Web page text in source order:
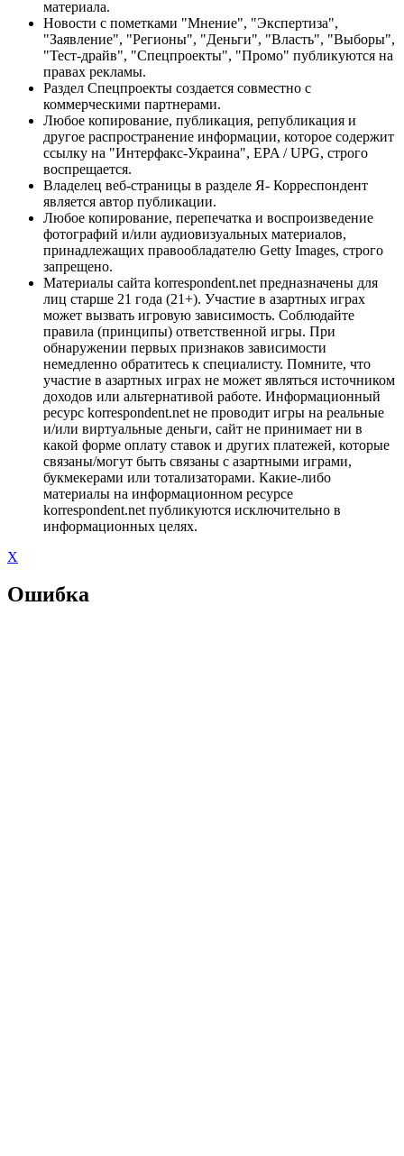
материала.
Новости с пометками "Мнение", "Экспертиза",
"Заявление", "Регионы", "Деньги", "Власть", "Выборы",
"Тест-драйв", "Спецпроекты", "Промо" публикуются на
правах рекламы.
Раздел Спецпроекты создается совместно с
коммерческими партнерами.
Любое копирование, публикация, републикация и
другое распространение информации, которое содержит
ссылку на "Интерфакс-Украина", EPA / UPG, строго
воспрещается.
Владелец веб-страницы в разделе Я- Корреспондент
является автор публикации.
Любое копирование, перепечатка и воспроизведение
фотографий и/или аудиовизуальных материалов,
принадлежащих правообладателю Getty Images, строго
запрещено.
Материалы сайта korrespondent.net предназначены для
лиц старше 21 года (21+). Участие в азартных играх
может вызвать игровую зависимость. Соблюдайте
правила (принципы) ответственной игры. При
обнаружении первых признаков зависимости
немедленно обратитесь к специалисту. Помните, что
участие в азартных играх не может являться источником
доходов или альтернативой работе. Информационный
ресурс korrespondent.net не проводит игры на реальные
и/или виртуальные деньги, сайт не принимает ни в
какой форме оплату ставок и других платежей, которые
связаны/могут быть связаны с азартными играми,
букмекерами или тотализаторами. Какие-либо
материалы на информационном ресурсе
korrespondent.net публикуются исключительно в
информационных целях.
X
Ошибка